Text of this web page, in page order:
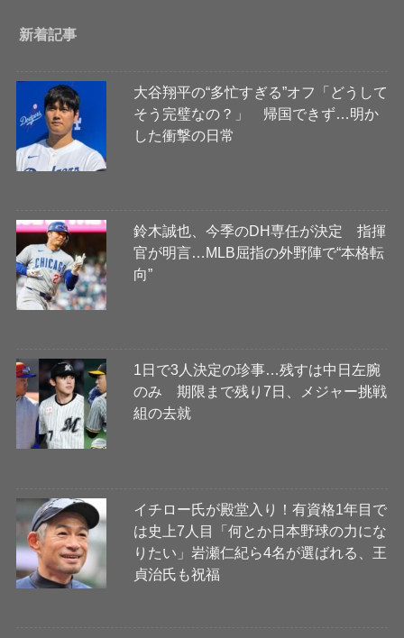
新着記事
大谷翔平の“多忙すぎる”オフ「どうして
そう完璧なの？」 帰国できず…明か
した衝撃の日常
鈴木誠也、今季のDH専任が決定 指揮
官が明言…MLB屈指の外野陣で“本格転
向”
1日で3人決定の珍事…残すは中日左腕
のみ 期限まで残り7日、メジャー挑戦
組の去就
イチロー氏が殿堂入り！有資格1年目で
は史上7人目「何とか日本野球の力にな
りたい」岩瀬仁紀ら4名が選ばれる、王
貞治氏も祝福